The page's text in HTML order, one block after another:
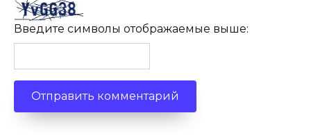
Введите символы отображаемые выше: